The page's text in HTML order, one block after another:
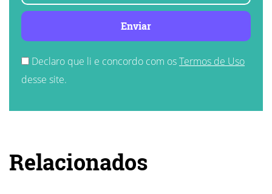
Enviar
Declaro que li e concordo com osTermos de Uso
desse site.
Relacionados